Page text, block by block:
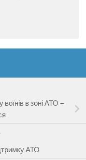
в зоні АТО –
АТО